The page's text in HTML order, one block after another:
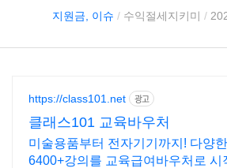
지원금, 이슈 / 수익절세지키미 /
https://class101.net 광고
클래스101 교육바우처
미술용품부터 전자기기까지! 다양
6400+강의를 교육급여바우처로 시